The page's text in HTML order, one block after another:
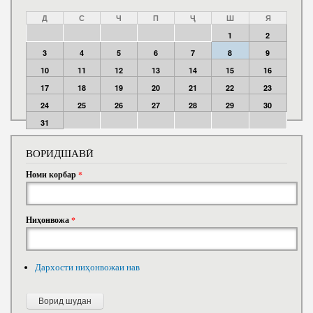
Д С Ч П Ҷ Ш
Я
1
2
3
4 5 6 7 8
9
10
11 12 13 14 15
16
17
18 19 20 21 22
23
24
25 26 27 28 29
30
31
ВОРИДШАВӢ
Номи корбар*
Ниҳонвожа*
Дархости ниҳонвожаи нав